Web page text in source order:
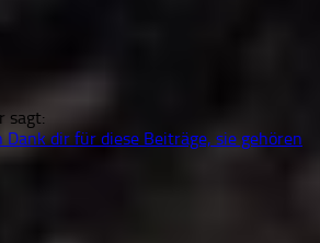
sagt:
Dank dir für diese Beiträge, sie gehören